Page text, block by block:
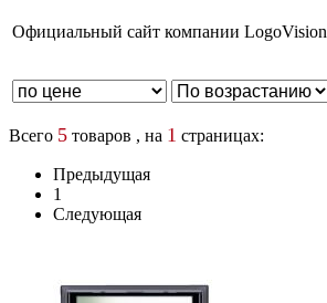
Официальный сайт компании LogoVision
Всего 5 товаров , на 1 страницах:
Предыдущая
1
Следующая